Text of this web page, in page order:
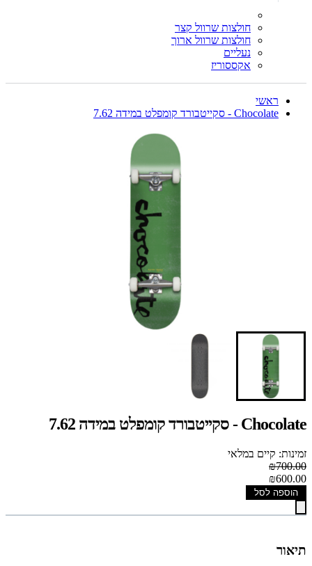
חולצות שרוול קצר
חולצות שרוול ארוך
נעליים
אקססוריז
ראשי
Chocolate - סקייטבורד קומפלט במידה 7.62
Chocolate - סקייטבורד קומפלט במידה 7.62
זמינות: קיים במלאי
₪700.00
₪600.00
הוספה לסל
תיאור